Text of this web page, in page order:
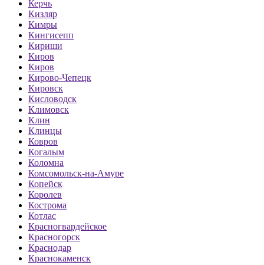
Керчь
Кизляр
Кимры
Кингисепп
Кириши
Киров
Киров
Кирово-Чепецк
Кировск
Кисловодск
Климовск
Клин
Клинцы
Ковров
Когалым
Коломна
Комсомольск-на-Амуре
Копейск
Королев
Кострома
Котлас
Красногвардейское
Красногорск
Краснодар
Краснокаменск